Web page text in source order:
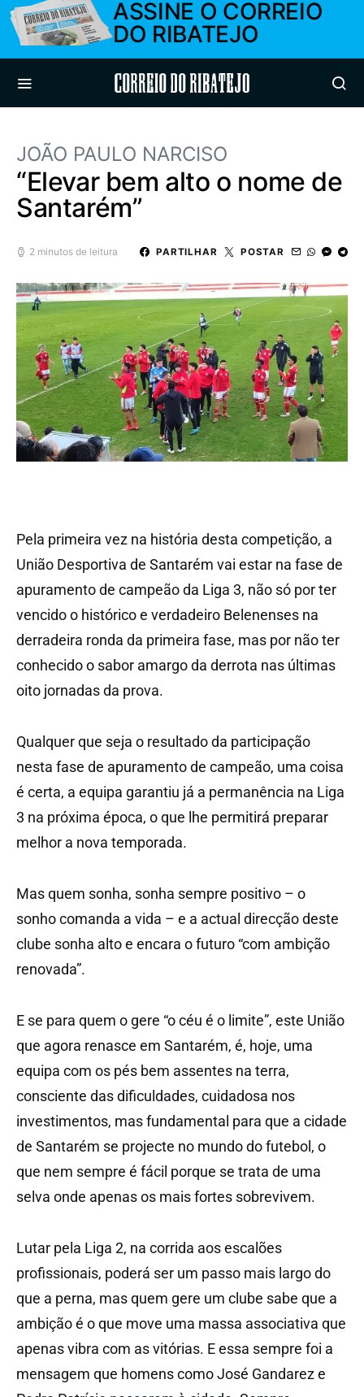
ASSINE O CORREIO
DO RIBATEJO
Correio do Ribatejo
JOÃO PAULO NARCISO
“Elevar bem alto o nome de
Santarém”
2 minutos de leitura PARTILHAR POSTAR
Pela primeira vez na história desta competição, a
União Desportiva de Santarém vai estar na fase de
apuramento de campeão da Liga 3, não só por ter
vencido o histórico e verdadeiro Belenenses na
derradeira ronda da primeira fase, mas por não ter
conhecido o sabor amargo da derrota nas últimas
oito jornadas da prova.
Qualquer que seja o resultado da participação
nesta fase de apuramento de campeão, uma coisa
é certa, a equipa garantiu já a permanência na Liga
3 na próxima época, o que lhe permitirá preparar
melhor a nova temporada.
Mas quem sonha, sonha sempre positivo – o
sonho comanda a vida – e a actual direcção deste
clube sonha alto e encara o futuro “com ambição
renovada”.
E se para quem o gere “o céu é o limite”, este União
que agora renasce em Santarém, é, hoje, uma
equipa com os pés bem assentes na terra,
consciente das dificuldades, cuidadosa nos
investimentos, mas fundamental para que a cidade
de Santarém se projecte no mundo do futebol, o
que nem sempre é fácil porque se trata de uma
selva onde apenas os mais fortes sobrevivem.
Lutar pela Liga 2, na corrida aos escalões
profissionais, poderá ser um passo mais largo do
que a perna, mas quem gere um clube sabe que a
ambição é o que move uma massa associativa que
apenas vibra com as vitórias. E essa sempre foi a
mensagem que homens como José Gandarez e